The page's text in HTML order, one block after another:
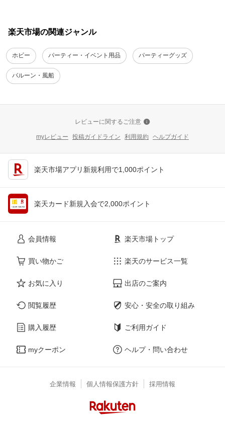
楽天市場の関連ジャンル
ホビー パーティー・イベント用品 パーティーグッズ
バルーン・風船
レビューに関するご注意
myレビュー 投稿ガイドライン 利用規約 ヘルプガイド
楽天市場アプリ新規利用で1,000ポイント
楽天カード新規入会で2,000ポイント
会員情報
買い物かご
お気に入り
閲覧履歴
購入履歴
myクーポン
楽天市場トップ
楽天のサービス一覧
出店のご案内
安心・安全の取り組み
ご利用ガイド
ヘルプ・問い合わせ
企業情報 個人情報保護方針 採用情報